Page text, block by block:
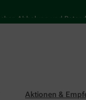
und Botendienst
Aktionen &